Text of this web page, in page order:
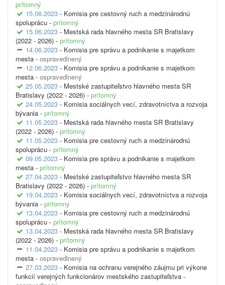
prítomný
15.06.2023 - Komisia pre cestovný ruch a medzinárodnú
spoluprácu - prítomný
15.06.2023 - Mestská rada hlavného mesta SR Bratislavy
(2022 - 2026) - prítomný
14.06.2023 - Komisia pre správu a podnikanie s majetkom
mesta - ospravedlnený
12.06.2023 - Komisia pre správu a podnikanie s majetkom
mesta - ospravedlnený
25.05.2023 - Mestské zastupiteľstvo hlavného mesta SR
Bratislavy (2022 - 2026) - prítomný
24.05.2023 - Komisia sociálnych vecí, zdravotníctva a rozvoja
bývania - prítomný
11.05.2023 - Mestská rada hlavného mesta SR Bratislavy
(2022 - 2026) - prítomný
11.05.2023 - Komisia pre cestovný ruch a medzinárodnú
spoluprácu - prítomný
09.05.2023 - Komisia pre správu a podnikanie s majetkom
mesta - prítomný
27.04.2023 - Mestské zastupiteľstvo hlavného mesta SR
Bratislavy (2022 - 2026) - prítomný
19.04.2023 - Komisia sociálnych vecí, zdravotníctva a rozvoja
bývania - prítomný
13.04.2023 - Komisia pre cestovný ruch a medzinárodnú
spoluprácu - prítomný
13.04.2023 - Mestská rada hlavného mesta SR Bratislavy
(2022 - 2026) - prítomný
11.04.2023 - Komisia pre správu a podnikanie s majetkom
mesta - ospravedlnený
27.03.2023 - Komisia na ochranu verejného záujmu pri výkone
funkcií verejných funkcionárov mestského zastupiteľstva -